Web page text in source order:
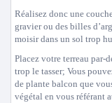
Réalisez donc une
gravier ou des billes
moisir dans un sol trop
Placez votre terreau par-
trop le tasser; Vous
de plante balcon que
végétal en vous référant